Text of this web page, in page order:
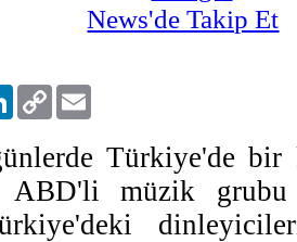
LinkedIn
Copy
Link
Türkiye'de bir
ABD'li müzik